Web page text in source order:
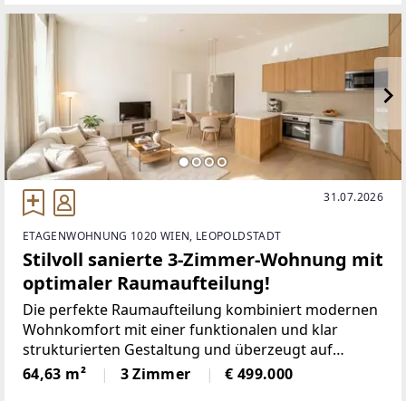
31.07.2026
ETAGENWOHNUNG 1020 WIEN, LEOPOLDSTADT
Stilvoll sanierte 3-Zimmer-Wohnung mit
optimaler Raumaufteilung!
Die perfekte Raumaufteilung kombiniert modernen
Wohnkomfort mit einer funktionalen und klar
strukturierten Gestaltung und überzeugt auf
ganzer Linie.-------------------------WOHNFLÄCHE &
RAUMAUFTEILUNGAuf ca. 64 m² Wohnfläche
64,63 m² 3 Zimmer € 499.000